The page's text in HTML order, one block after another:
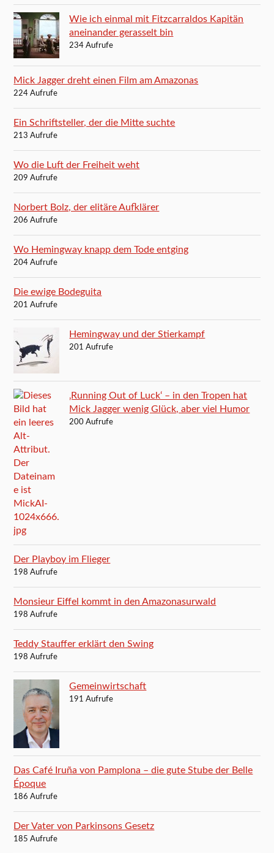
Wie ich einmal mit Fitzcarraldos Kapitän
aneinander gerasselt bin
234 Aufrufe
Mick Jagger dreht einen Film am Amazonas
224 Aufrufe
Ein Schriftsteller, der die Mitte suchte
213 Aufrufe
Wo die Luft der Freiheit weht
209 Aufrufe
Norbert Bolz, der elitäre Aufklärer
206 Aufrufe
Wo Hemingway knapp dem Tode entging
204 Aufrufe
Die ewige Bodeguita
201 Aufrufe
Hemingway und der Stierkampf
201 Aufrufe
‚Running Out of Luck‘ – in den Tropen hat
Mick Jagger wenig Glück, aber viel Humor
200 Aufrufe
Der Playboy im Flieger
198 Aufrufe
Monsieur Eiffel kommt in den Amazonasurwald
198 Aufrufe
Teddy Stauffer erklärt den Swing
198 Aufrufe
Gemeinwirtschaft
191 Aufrufe
Das Café Iruña von Pamplona – die gute Stube der Belle
Époque
186 Aufrufe
Der Vater von Parkinsons Gesetz
185 Aufrufe